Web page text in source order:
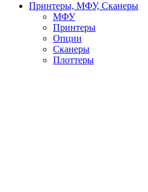
Принтеры, МФУ, Сканеры
МФУ
Принтеры
Опции
Сканеры
Плоттеры